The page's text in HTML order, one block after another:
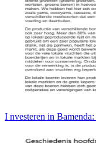
I nvesteren in